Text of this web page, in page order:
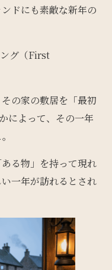
ドにも素敵な新年の
グ（First
の家の敷居を「最初
によって、その一年
る物」を持って現れ
一年が訪れるとされ